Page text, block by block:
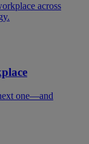
across
one—and